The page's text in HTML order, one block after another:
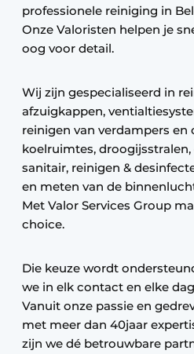
professionele reiniging in
Onze Valoristen helpen je
oog voor detail.
Wij zijn gespecialiseerd in
afzuigkappen,
reinigen van verdampers en
koelruimtes,
sanitair, reinigen &
en meten van de
Met Valor Services Group
choice.
Die keuze wordt
we in elk contact en elke
Vanuit onze passie en
met meer dan 40jaar
zijn we dé betrouwbare